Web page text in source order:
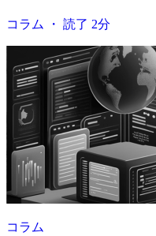
コラム ・ 読了 2分
コラム